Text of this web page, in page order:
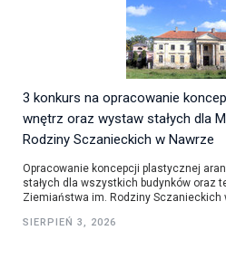
3 konkurs na opracowanie
wnętrz oraz wystaw stałych dla
Rodziny Sczanieckich w Nawrze
Opracowanie koncepcji plastycznej
stałych dla wszystkich budynków oraz
Ziemiaństwa im. Rodziny Sczanieckich
SIERPIEŃ 3, 2026